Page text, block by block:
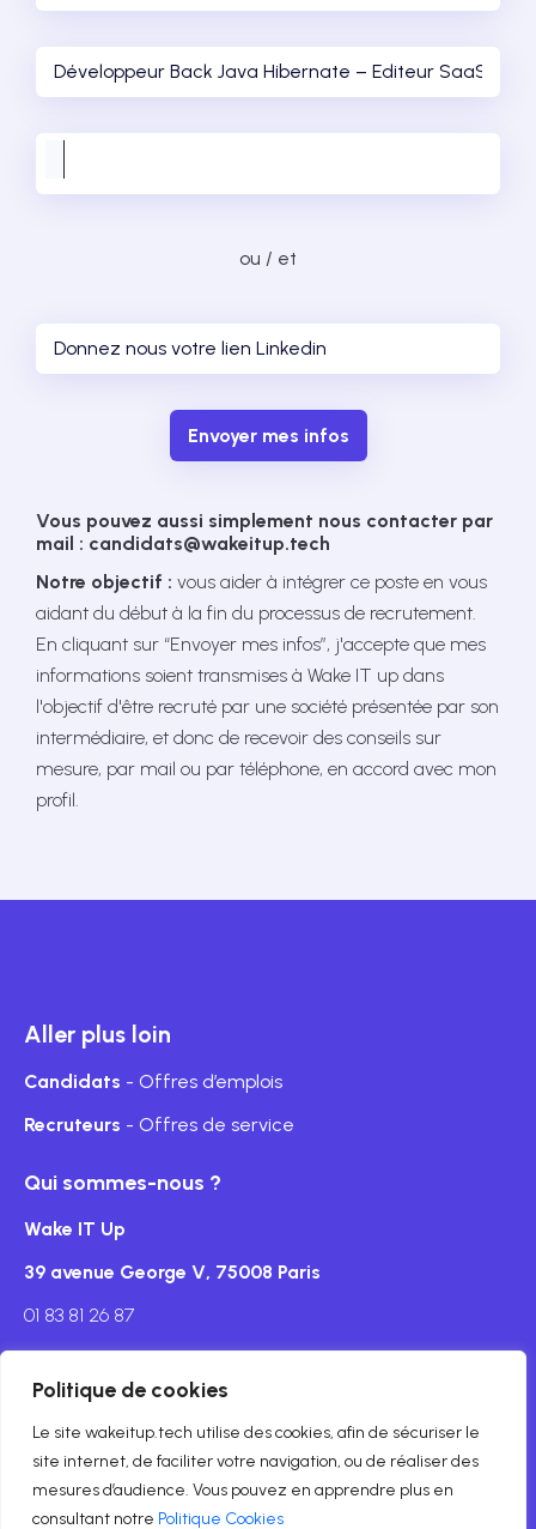
Politique de cookies
Le site wakeitup.tech utilise des cookies, afin de sécuriser le
site internet, de faciliter votre navigation, ou de réaliser des
mesures d’audience. Vous pouvez en apprendre plus en
consultant notre Politique Cookies
ou / et
Envoyer mes infos
Vous pouvez aussi simplement nous contacter par
mail : candidats@wakeitup.tech
Notre objectif : vous aider à intégrer ce poste en vous
aidant du début à la fin du processus de recrutement.
En cliquant sur “Envoyer mes infos”, j'accepte que mes
informations soient transmises à Wake IT up dans
l'objectif d'être recruté par une société présentée par son
intermédiaire, et donc de recevoir des conseils sur
mesure, par mail ou par téléphone, en accord avec mon
profil.
Aller plus loin
Candidats - Offres d’emplois
Recruteurs - Offres de service
Mentions légales
© Copyright wakeitup.tech 2024
Qui sommes-nous ?
Wake IT Up
39 avenue George V, 75008 Paris
01 83 81 26 87